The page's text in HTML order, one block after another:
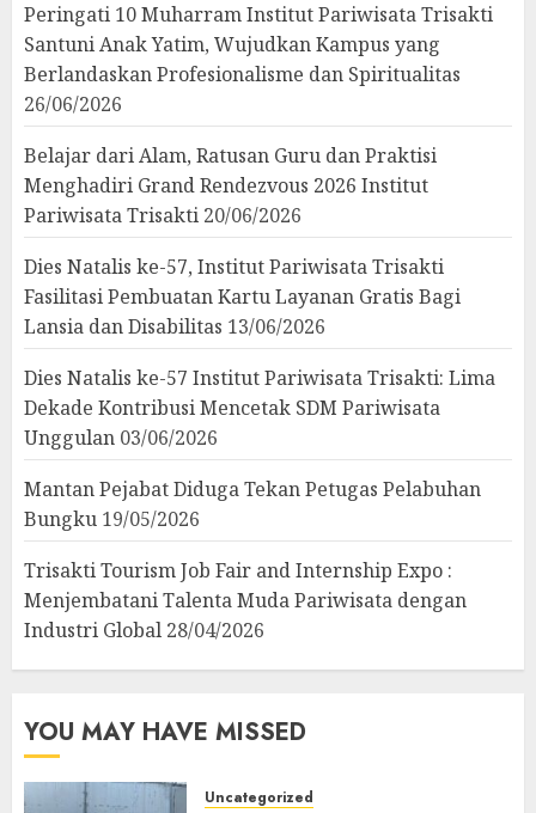
Peringati 10 Muharram Institut Pariwisata Trisakti
Santuni Anak Yatim, Wujudkan Kampus yang
Berlandaskan Profesionalisme dan Spiritualitas
26/06/2026
Belajar dari Alam, Ratusan Guru dan Praktisi
Menghadiri Grand Rendezvous 2026 Institut
Pariwisata Trisakti 20/06/2026
Dies Natalis ke-57, Institut Pariwisata Trisakti
Fasilitasi Pembuatan Kartu Layanan Gratis Bagi
Lansia dan Disabilitas 13/06/2026
Dies Natalis ke-57 Institut Pariwisata Trisakti: Lima
Dekade Kontribusi Mencetak SDM Pariwisata
Unggulan 03/06/2026
Mantan Pejabat Diduga Tekan Petugas Pelabuhan
Bungku 19/05/2026
Trisakti Tourism Job Fair and Internship Expo :
Menjembatani Talenta Muda Pariwisata dengan
Industri Global 28/04/2026
YOU MAY HAVE MISSED
Uncategorized